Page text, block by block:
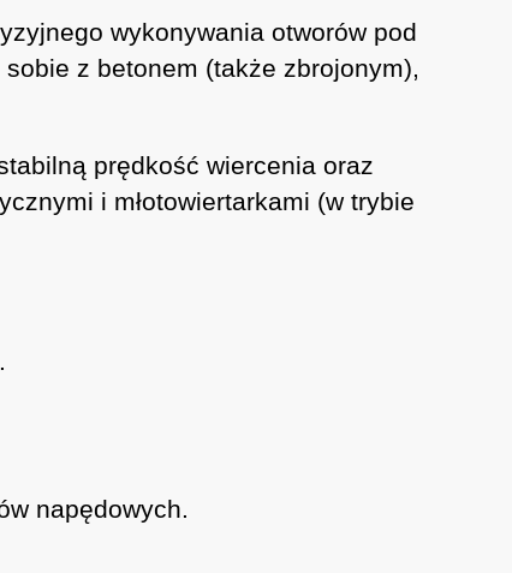
wykonywania otworów pod
z betonem (także zbrojonym),
prędkość wiercenia oraz
i młotowiertarkami (w trybie
napędowych.